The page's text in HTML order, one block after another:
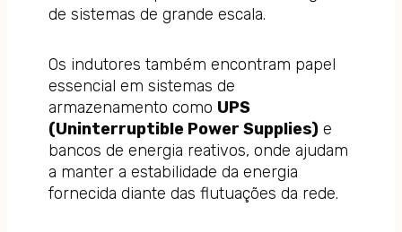
de sistemas de grande escala.
Os indutores também encontram papel
essencial em sistemas de
armazenamento como UPS
(Uninterruptible Power Supplies)e
bancos de energia reativos, onde ajudam
a manter a estabilidade da energia
fornecida diante das flutuações da rede.